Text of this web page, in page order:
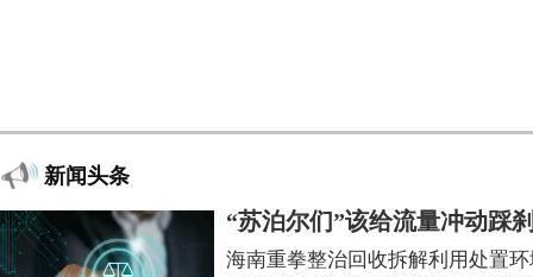
新闻头条
“苏泊尔们”该给流量冲动踩
海南重拳整治回收拆解利用处置